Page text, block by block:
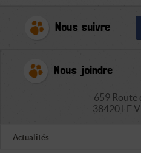
Nous suivre
Nous joindre
659 Route
38420 LE
Actualités